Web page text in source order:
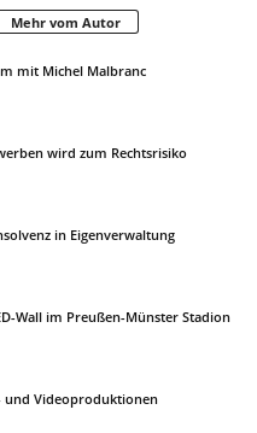
Mehr vom Autor
mit Michel Malbranc
wird zum Rechtsrisiko
in Eigenverwaltung
Wall im Preußen-Münster Stadion
und Videoproduktionen